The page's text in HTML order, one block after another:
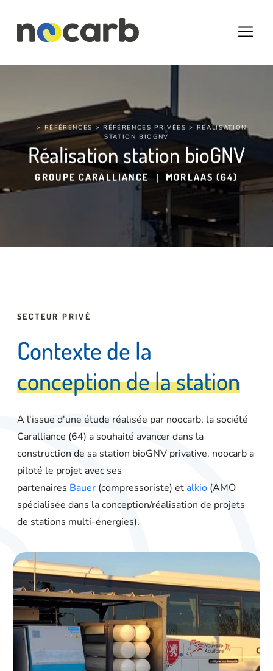
> RÉFÉRENCES >RÉFÉRENCES PRIVÉES > RÉALISATION
STATION BIOGNV
Réalisation station bioGNV
GROUPE CARALLIANCE | MORLAAS (64)
SECTEUR PRIVÉ
Contexte de la
conceptiondelastation
A l'issue d'une étude réalisée par noocarb, la société
Caralliance (64) a souhaité avancer dans la
construction de sa station bioGNV privative. noocarb a
piloté le projet avec ses
partenaires Bauer (compressoriste) et alkio (AMO
spécialisée dans la conception/réalisation de projets
de stations multi-énergies).